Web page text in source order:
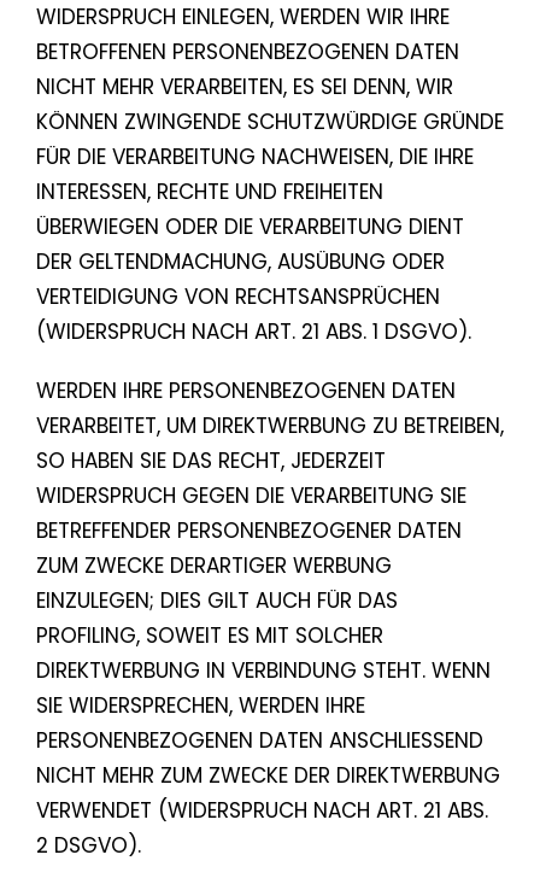
WIDERSPRUCH EINLEGEN, WERDEN WIR IHRE
BETROFFENEN PERSONENBEZOGENEN DATEN
NICHT MEHR VERARBEITEN, ES SEI DENN, WIR
KÖNNEN ZWINGENDE SCHUTZWÜRDIGE GRÜNDE
FÜR DIE VERARBEITUNG NACHWEISEN, DIE IHRE
INTERESSEN, RECHTE UND FREIHEITEN
ÜBERWIEGEN ODER DIE VERARBEITUNG DIENT
DER GELTENDMACHUNG, AUSÜBUNG ODER
VERTEIDIGUNG VON RECHTSANSPRÜCHEN
(WIDERSPRUCH NACH ART. 21 ABS. 1 DSGVO).
WERDEN IHRE PERSONENBEZOGENEN DATEN
VERARBEITET, UM DIREKTWERBUNG ZU BETREIBEN,
SO HABEN SIE DAS RECHT, JEDERZEIT
WIDERSPRUCH GEGEN DIE VERARBEITUNG SIE
BETREFFENDER PERSONENBEZOGENER DATEN
ZUM ZWECKE DERARTIGER WERBUNG
EINZULEGEN; DIES GILT AUCH FÜR DAS
PROFILING, SOWEIT ES MIT SOLCHER
DIREKTWERBUNG IN VERBINDUNG STEHT. WENN
SIE WIDERSPRECHEN, WERDEN IHRE
PERSONENBEZOGENEN DATEN ANSCHLIESSEND
NICHT MEHR ZUM ZWECKE DER DIREKTWERBUNG
VERWENDET (WIDERSPRUCH NACH ART. 21 ABS.
2 DSGVO).